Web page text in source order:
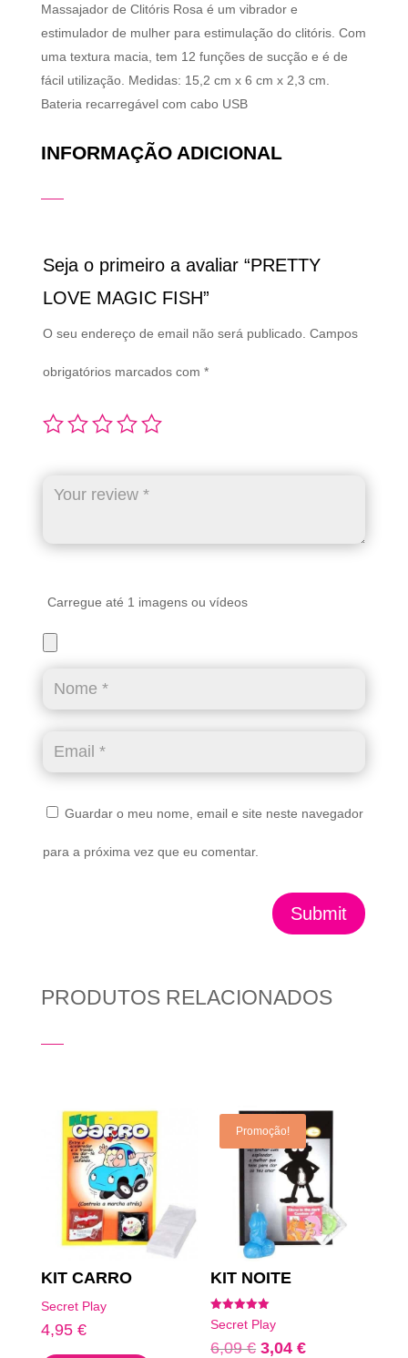
Massajador de Clitóris Rosa é um vibrador e
estimulador de mulher para estimulação do clitóris. Com
uma textura macia, tem 12 funções de sucção e é de
fácil utilização. Medidas: 15,2 cm x 6 cm x 2,3 cm.
Bateria recarregável com cabo USB
INFORMAÇÃO ADICIONAL
Seja o primeiro a avaliar “PRETTY
LOVE MAGIC FISH”
O seu endereço de email não será publicado. Campos
obrigatórios marcados com *
Carregue até 1 imagens ou vídeos
Guardar o meu nome, email e site neste navegador
para a próxima vez que eu comentar.
Submit
PRODUTOS RELACIONADOS
KIT CARRO
Secret Play
4,95 €
Promoção!
KIT NOITE
Avaliação
5.00
de 5
Secret Play
6,09€ O
3,04€O